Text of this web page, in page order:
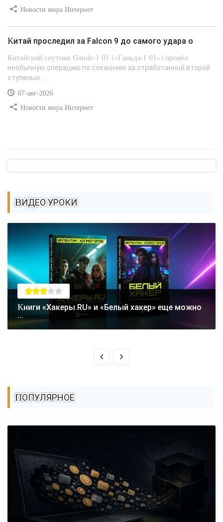
Новости мира Интернет
Китай проследил за Falcon 9 до самого удара о
Китайский спутник Gande-1 01 («Ганьдэ-1 01») провёл
необычную операцию по слежению за отработанной второй
ступенью...
07-авг-2026
Новости мира Интернет
ВИДЕО УРОКИ
Книги «Хакеры.RU» и «Белый хакер» еще можно
...
ПОПУЛЯРНОЕ